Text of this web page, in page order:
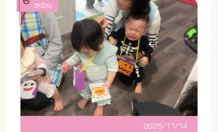
2025/11/14
かのん